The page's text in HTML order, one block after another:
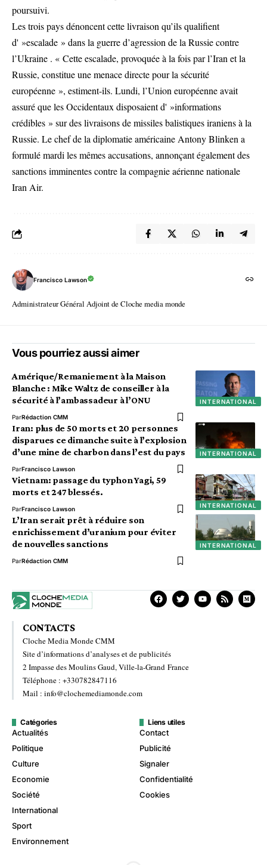
poursuivi.
Les trois pays dénoncent cette livraison qu’ils qualifient
d' »escalade » dans la guerre d’agression de la Russie contre
l’Ukraine . « Cette escalade, provoquée à la fois par l’Iran et la
Russie, constitue une menace directe pour la sécurité
européenne », estiment-ils. Lundi, l’Union européenne avait
assuré que les Occidentaux disposaient d' »informations
crédibles » sur des livraisons de missiles balistiques iraniens à la
Russie. Le chef de la diplomatie américaine Antony Blinken a
formulé mardi les mêmes accusations, annonçant également des
sanctions imminentes contre la compagnie aérienne nationale
Iran Air.
Francisco Lawson
Administrateur Général Adjoint de Cloche media monde
Vous pourriez aussi aimer
INTERNATIONAL
Amérique/Remaniement à la Maison
Blanche : Mike Waltz de conseiller à la
sécurité à l’ambassadeur à l’ONU
ParRédaction CMM
INTERNATIONAL
Iran: plus de 50 morts et 20 personnes
disparues ce dimanche suite à l’explosion
d’une mine de charbon dans l’est du pays
ParFrancisco Lawson
INTERNATIONAL
Vietnam: passage du typhon Yagi, 59
morts et 247 blessés.
ParFrancisco Lawson
INTERNATIONAL
L’Iran serait prêt à réduire son
enrichissement d’uranium pour éviter
de nouvelles sanctions
ParRédaction CMM
CONTACTS
Cloche Media Monde CMM
Site d’informations d’analyses et de publicités
2 Impasse des Moulins Gaud, Ville-la-Grand France
Téléphone : +330782847116
Mail : info@clochemediamonde.com
Catégories
Actualités
Politique
Culture
Economie
Société
International
Sport
Environnement
Liens utiles
Contact
Publicité
Signaler
Confidentialité
Cookies